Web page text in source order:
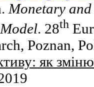
Monetary
. 28th
Poznan,
як